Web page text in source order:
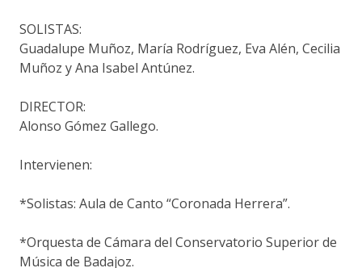
SOLISTAS:
Guadalupe Muñoz, María Rodríguez, Eva Alén, Cecilia
Muñoz y Ana Isabel Antúnez.
DIRECTOR:
Alonso Gómez Gallego.
Intervienen:
*Solistas: Aula de Canto “Coronada Herrera”.
*Orquesta de Cámara del Conservatorio Superior de
Música de Badajoz.